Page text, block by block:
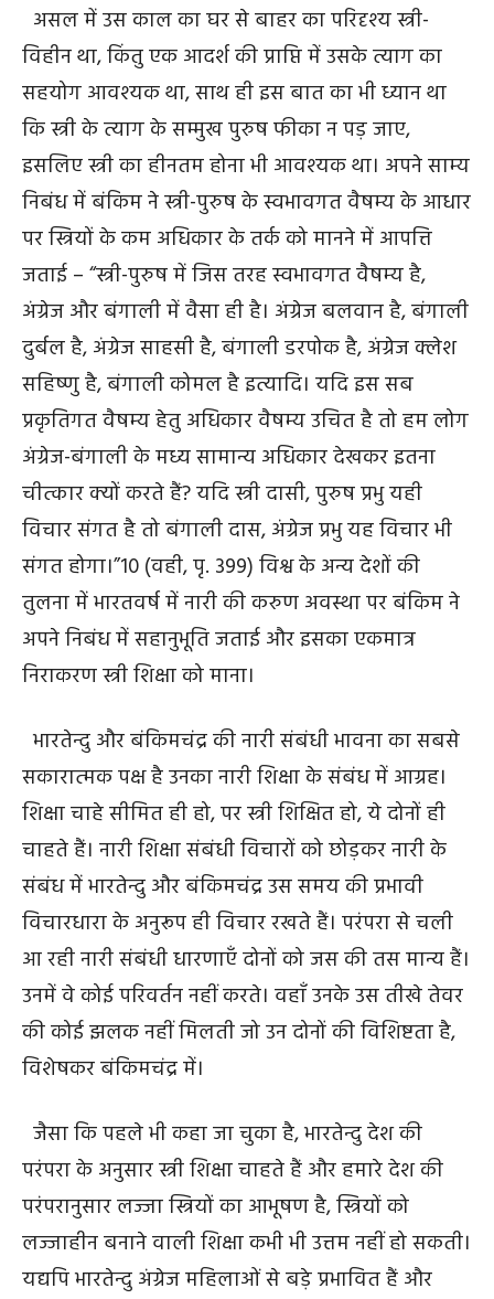
असल में उस काल का घर से बाहर का परिदृश्य स्त्री-
विहीन था, किंतु एक आदर्श की प्राप्ति में उसके त्याग का
सहयोग आवश्यक था, साथ ही इस बात का भी ध्यान था
कि स्त्री के त्याग के सम्मुख पुरुष फीका न पड़ जाए,
इसलिए स्त्री का हीनतम होना भी आवश्यक था। अपने साम्य
निबंध में बंकिम ने स्त्री-पुरुष के स्वभावगत वैषम्य के आधार
पर स्त्रियों के कम अधिकार के तर्क को मानने में आपत्ति
जताई – “स्त्री-पुरुष में जिस तरह स्वभावगत वैषम्य है,
अंग्रेज और बंगाली में वैसा ही है। अंग्रेज बलवान है, बंगाली
दुर्बल है, अंग्रेज साहसी है, बंगाली डरपोक है, अंग्रेज क्लेश
सहिष्णु है, बंगाली कोमल है इत्यादि। यदि इस सब
प्रकृतिगत वैषम्य हेतु अधिकार वैषम्य उचित है तो हम लोग
अंग्रेज-बंगाली के मध्य सामान्य अधिकार देखकर इतना
चीत्कार क्यों करते हैं? यदि स्त्री दासी, पुरुष प्रभु यही
विचार संगत है तो बंगाली दास, अंग्रेज प्रभु यह विचार भी
संगत होगा।”10 (वही, पृ. 399) विश्व के अन्य देशों की
तुलना में भारतवर्ष में नारी की करुण अवस्था पर बंकिम ने
अपने निबंध में सहानुभूति जताई और इसका एकमात्र
निराकरण स्त्री शिक्षा को माना।
भारतेन्दु और बंकिमचंद्र की नारी संबंधी भावना का सबसे
सकारात्मक पक्ष है उनका नारी शिक्षा के संबंध में आग्रह।
शिक्षा चाहे सीमित ही हो, पर स्त्री शिक्षित हो, ये दोनों ही
चाहते हैं। नारी शिक्षा संबंधी विचारों को छोड़कर नारी के
संबंध में भारतेन्दु और बंकिमचंद्र उस समय की प्रभावी
विचारधारा के अनुरूप ही विचार रखते हैं। परंपरा से चली
आ रही नारी संबंधी धारणाएँ दोनों को जस की तस मान्य हैं।
उनमें वे कोई परिवर्तन नहीं करते। वहाँ उनके उस तीखे तेवर
की कोई झलक नहीं मिलती जो उन दोनों की विशिष्टता है,
विशेषकर बंकिमचंद्र में।
जैसा कि पहले भी कहा जा चुका है, भारतेन्दु देश की
परंपरा के अनुसार स्त्री शिक्षा चाहते हैं और हमारे देश की
परंपरानुसार लज्जा स्त्रियों का आभूषण है, स्त्रियों को
लज्जाहीन बनाने वाली शिक्षा कभी भी उत्तम नहीं हो सकती।
यद्यपि भारतेन्दु अंग्रेज महिलाओं से बड़े प्रभावित हैं और